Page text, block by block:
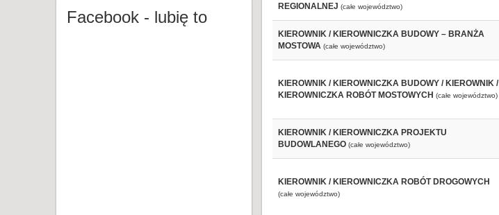
Facebook - lubię to
REGIONALNEJ (całe województwo)
KIEROWNIK / KIEROWNICZKA BUDOWY – BRANŻA
MOSTOWA (całe województwo)
KIEROWNIK / KIEROWNICZKA BUDOWY / KIEROWNIK /
KIEROWNICZKA ROBÓT MOSTOWYCH (całe województwo)
KIEROWNIK / KIEROWNICZKA PROJEKTU
BUDOWLANEGO (całe województwo)
KIEROWNIK / KIEROWNICZKA ROBÓT DROGOWYCH
(całe województwo)